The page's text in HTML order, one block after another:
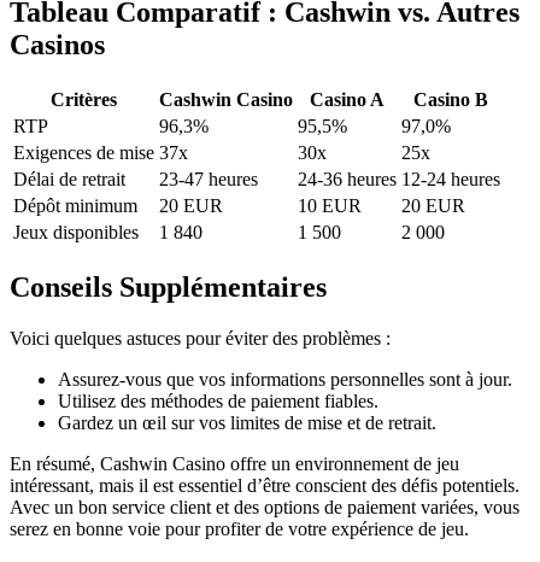
Tableau Comparatif : Cashwin vs. Autres
Casinos
Critères Cashwin Casino Casino A
Casino B
RTP
96,3% 95,5%
97,0%
Exigences de mise 37x 30x
25x
Délai de retrait
23-47 heures 24-36 heures 12-24 heures
Dépôt minimum
20 EUR 10 EUR
20 EUR
Jeux disponibles
1 840 1 500 2 000
Conseils Supplémentaires
Voici quelques astuces pour éviter des problèmes :
Assurez-vous que vos informations personnelles sont à jour.
Utilisez des méthodes de paiement fiables.
Gardez un œil sur vos limites de mise et de retrait.
En résumé, Cashwin Casino offre un environnement de jeu
intéressant, mais il est essentiel d’être conscient des défis potentiels.
Avec un bon service client et des options de paiement variées, vous
serez en bonne voie pour profiter de votre expérience de jeu.